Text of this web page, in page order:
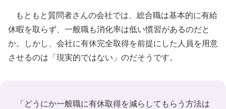
もともと質問者さんの会社では、総合職は基本的に有給
休暇を取らず、一般職も消化率は低い慣習があるのだと
か。しかし、会社に有休完全取得を前提にした人員を用意
させるのは「現実的ではない」のだそうです。
「どうにか一般職に有休取得を減らしてもらう方法は